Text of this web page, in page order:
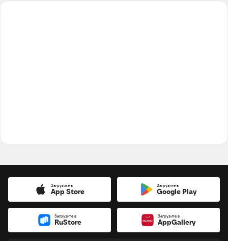
Загрузите в
App Store
Загрузите в
Google Play
Загрузите в
RuStore
Загрузите в
AppGallery